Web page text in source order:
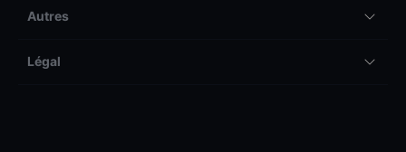
Autres
Légal